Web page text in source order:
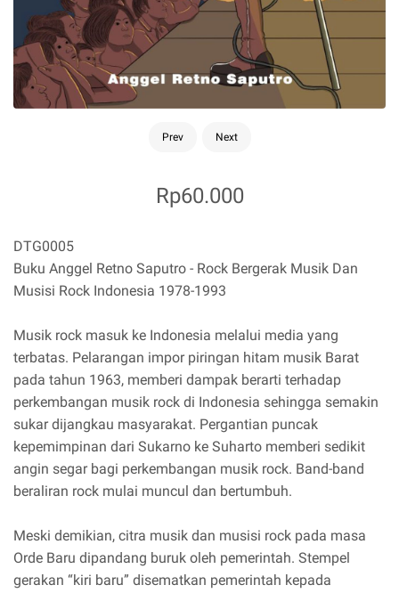
Prev Next
Rp60.000
DTG0005
Buku Anggel Retno Saputro - Rock Bergerak Musik Dan
Musisi Rock Indonesia 1978-1993
Musik rock masuk ke Indonesia melalui media yang
terbatas. Pelarangan impor piringan hitam musik Barat
pada tahun 1963, memberi dampak berarti terhadap
perkembangan musik rock di Indonesia sehingga semakin
sukar dijangkau masyarakat. Pergantian puncak
kepemimpinan dari Sukarno ke Suharto memberi sedikit
angin segar bagi perkembangan musik rock. Band-band
beraliran rock mulai muncul dan bertumbuh.
Meski demikian, citra musik dan musisi rock pada masa
Orde Baru dipandang buruk oleh pemerintah. Stempel
gerakan “kiri baru” disematkan pemerintah kepada